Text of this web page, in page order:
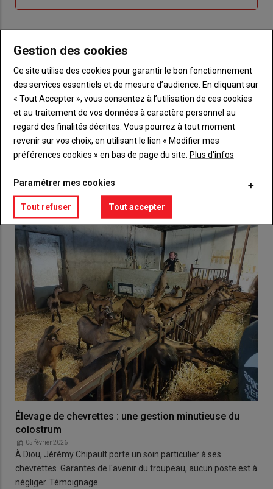
de
me
Sous-
Vous n'êtes pas abonné(e)
TITRE CRÉEZ UN COMPTE
BodyChoisissez votre formule et créez votre
compte pour accéder à tout {nom-site}.
Lien Créez un compte
VOUS AIMEREZ AUSSI
Élevage de chevrettes : une gestion minutieuse du
colostrum
05 février 2026
À Diou, Jérémy Chipault porte un soin particulier à ses
chevrettes. Garantes de l'avenir du troupeau, aucun poste est à
négliger. Témoignage.
Gestion des cookies
Ce site utilise des cookies pour garantir le bon fonctionnement
des services essentiels et de mesure d’audience. En cliquant sur
« Tout Accepter », vous consentez à l’utilisation de ces cookies
et au traitement de vos données à caractère personnel au
regard des finalités décrites. Vous pourrez à tout moment
revenir sur vos choix, en utilisant le lien « Modifier mes
préférences cookies » en bas de page du site. Plus d'infos
Paramétrer mes cookies
Tout refuser Tout accepter